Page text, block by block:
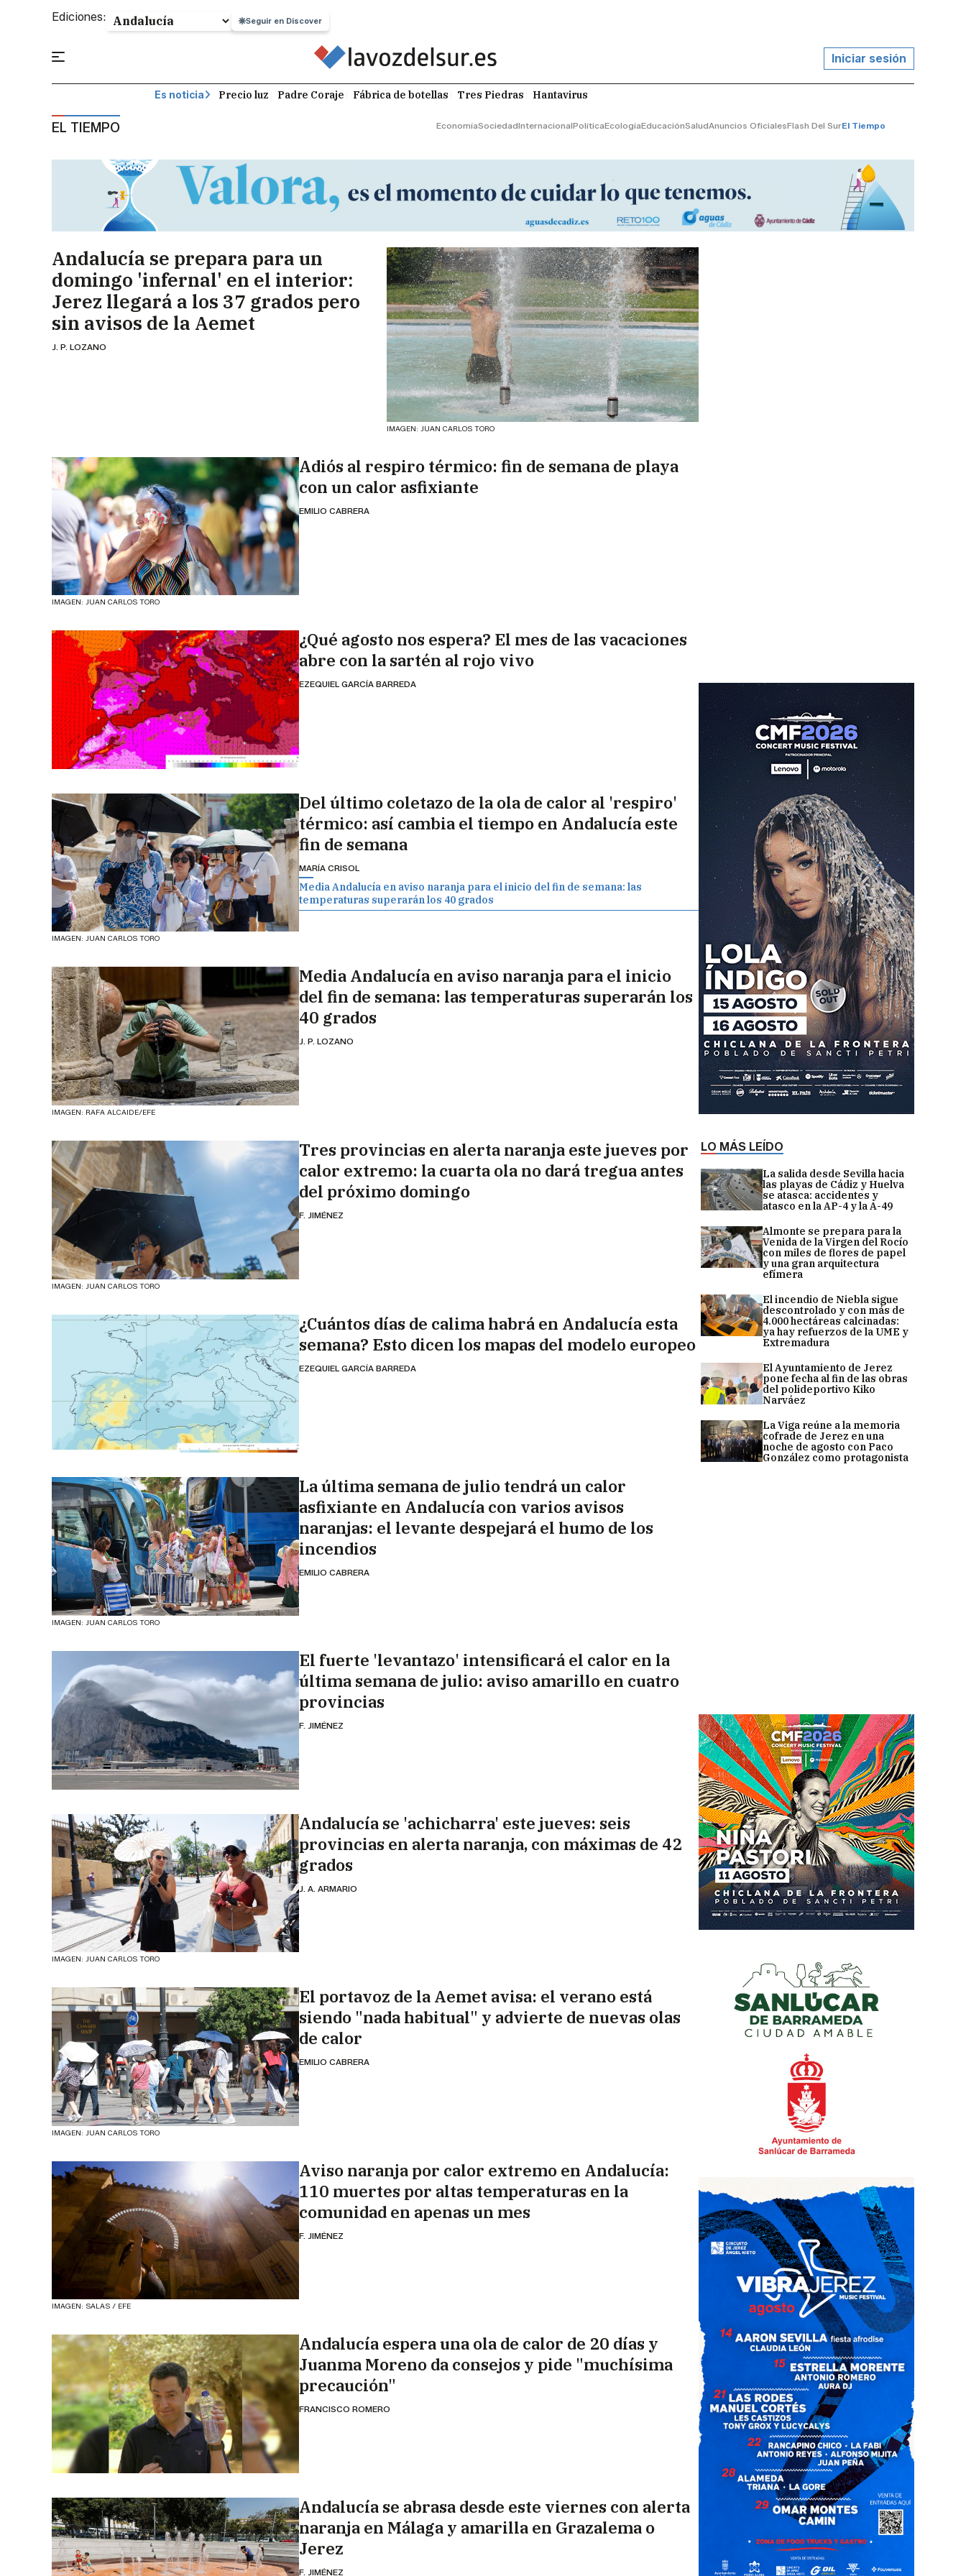
Ediciones: Seguir en Discover
Iniciar sesión
Es noticia Precio luz Padre Coraje Fábrica de botellas Tres Piedras Hantavirus
EL TIEMPO EconomíaSociedadInternacionalPolíticaEcologíaEducaciónSaludAnuncios OficialesFlash Del SurEl Tiempo
IMAGEN: JUAN CARLOS TORO
Andalucía se prepara para un
domingo 'infernal' en el interior:
Jerez llegará a los 37 grados pero
sin avisos de la Aemet
J. P. LOZANO
IMAGEN: JUAN CARLOS TORO
Adiós al respiro térmico: fin de semana de playa
con un calor asfixiante
EMILIO CABRERA
¿Qué agosto nos espera? El mes de las vacaciones
abre con la sartén al rojo vivo
EZEQUIEL GARCÍA BARREDA
IMAGEN: JUAN CARLOS TORO
Del último coletazo de la ola de calor al 'respiro'
térmico: así cambia el tiempo en Andalucía este
fin de semana
MARÍA CRISOL
Media Andalucía en aviso naranja para el inicio del fin de semana: las
temperaturas superarán los 40 grados
IMAGEN: RAFA ALCAIDE/EFE
Media Andalucía en aviso naranja para el inicio
del fin de semana: las temperaturas superarán los
40 grados
J. P. LOZANO
IMAGEN: JUAN CARLOS TORO
Tres provincias en alerta naranja este jueves por
calor extremo: la cuarta ola no dará tregua antes
del próximo domingo
F. JIMÉNEZ
¿Cuántos días de calima habrá en Andalucía esta
semana? Esto dicen los mapas del modelo europeo
EZEQUIEL GARCÍA BARREDA
IMAGEN: JUAN CARLOS TORO
La última semana de julio tendrá un calor
asfixiante en Andalucía con varios avisos
naranjas: el levante despejará el humo de los
incendios
EMILIO CABRERA
El fuerte 'levantazo' intensificará el calor en la
última semana de julio: aviso amarillo en cuatro
provincias
F. JIMÉNEZ
IMAGEN: JUAN CARLOS TORO
Andalucía se 'achicharra' este jueves: seis
provincias en alerta naranja, con máximas de 42
grados
J. A. ARMARIO
IMAGEN: JUAN CARLOS TORO
El portavoz de la Aemet avisa: el verano está
siendo "nada habitual" y advierte de nuevas olas
de calor
EMILIO CABRERA
IMAGEN: SALAS / EFE
Aviso naranja por calor extremo en Andalucía:
110 muertes por altas temperaturas en la
comunidad en apenas un mes
F. JIMÉNEZ
Andalucía espera una ola de calor de 20 días y
Juanma Moreno da consejos y pide "muchísima
precaución"
FRANCISCO ROMERO
Andalucía se abrasa desde este viernes con alerta
naranja en Málaga y amarilla en Grazalema o
Jerez
F. JIMÉNEZ
LO MÁS LEÍDO
La salida desde Sevilla hacia
las playas de Cádiz y Huelva
se atasca: accidentes y
atasco en la AP-4 y la A-49
Almonte se prepara para la
Venida de la Virgen del Rocío
con miles de flores de papel
y una gran arquitectura
efímera
El incendio de Niebla sigue
descontrolado y con más de
4.000 hectáreas calcinadas:
ya hay refuerzos de la UME y
Extremadura
El Ayuntamiento de Jerez
pone fecha al fin de las obras
del polideportivo Kiko
Narváez
La Viga reúne a la memoria
cofrade de Jerez en una
noche de agosto con Paco
González como protagonista